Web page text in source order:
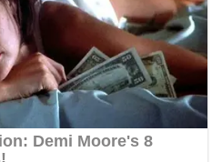
warga.‎‎Ia juga menambahkan
kondisi bendera yang
bendera dalam
sobek, dan layak untuk
simbol kehormatan
imbauan terkait
DDS ini juga
sarana deteksi dini (early
potensi gangguan